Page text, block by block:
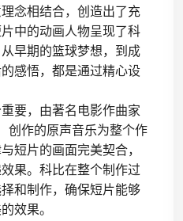
念相结合，创造出了充
中的动画人物呈现了科
早期的篮球梦想，到成
感悟，都是通过精心设
要，由著名电影作曲家
创作的原声音乐为整个作
短片的画面完美契合，
果。科比在整个制作过
和制作，确保短片能够
效果。